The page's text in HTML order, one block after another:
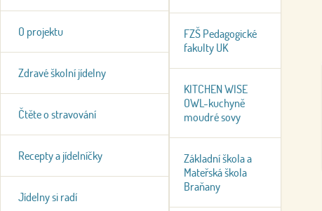
O projektu
Zdravé školní jídelny
Čtěte o stravování
Recepty a jídelníčky
Jídelny si radí
FZŠ Pedagogické
fakulty UK
KITCHEN WISE
OWL-kuchyně
moudré sovy
Základní škola a
Mateřská škola
Braňany